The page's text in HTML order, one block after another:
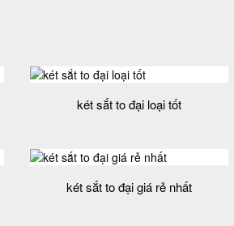
két sắt to đại loại tốt
két sắt to đại giá rẻ nhất